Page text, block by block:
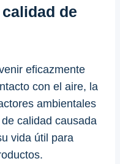
de
eficazmente
con el aire, la
ambientales
calidad causada
vida útil para